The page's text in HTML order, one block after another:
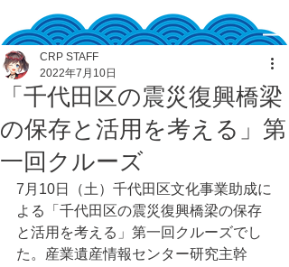
「千代田区の震災復興橋梁
の保存と活用を考える」第
一回クルーズ
CRP STAFF
2022年7月10日
7月10日（土）千代田区文化事業助成に
よる「千代田区の震災復興橋梁の保存
と活用を考える」第一回クルーズでし
た。産業遺産情報センター研究主幹